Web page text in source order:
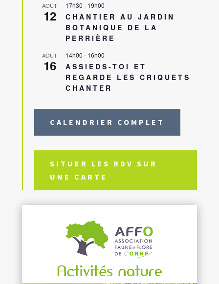
AOÛT
12
17h30 - 19h00
CHANTIER AU JARDIN
BOTANIQUE DE LA
PERRIÈRE
AOÛT
16
14h00 - 16h00
ASSIEDS-TOI ET
REGARDE LES CRIQUETS
CHANTER
CALENDRIER COMPLET
SITUER LES RDV SUR
UNE CARTE